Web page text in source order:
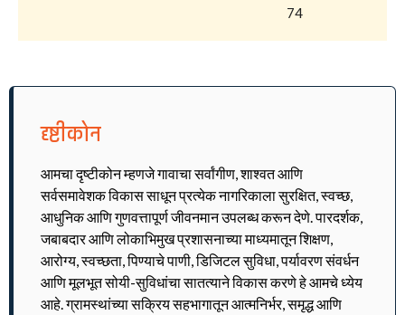
74
दृष्टीकोन
आमचा दृष्टीकोन म्हणजे गावाचा सर्वांगीण, शाश्वत आणि
सर्वसमावेशक विकास साधून प्रत्येक नागरिकाला सुरक्षित, स्वच्छ,
आधुनिक आणि गुणवत्तापूर्ण जीवनमान उपलब्ध करून देणे. पारदर्शक,
जबाबदार आणि लोकाभिमुख प्रशासनाच्या माध्यमातून शिक्षण,
आरोग्य, स्वच्छता, पिण्याचे पाणी, डिजिटल सुविधा, पर्यावरण संवर्धन
आणि मूलभूत सोयी-सुविधांचा सातत्याने विकास करणे हे आमचे ध्येय
आहे. ग्रामस्थांच्या सक्रिय सहभागातून आत्मनिर्भर, समृद्ध आणि